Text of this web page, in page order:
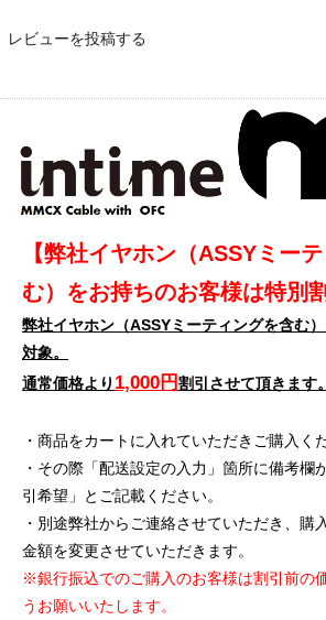
レビューを投稿する
【弊社イヤホン（ASSYミー
む）をお持ちのお客様は特別割
弊社イヤホン（ASSYミーティングを含む
対象。
通常価格より 1,000円割引させて頂きます。
・商品をカートに入れていただきご購入く
・その際「配送設定の入力」箇所に備考欄
引希望」とご記載ください。
・別途弊社からご連絡させていただき、購
金額を変更させていただきます。
※銀行振込でのご購入のお客様は割引前の
うお願いいたします。